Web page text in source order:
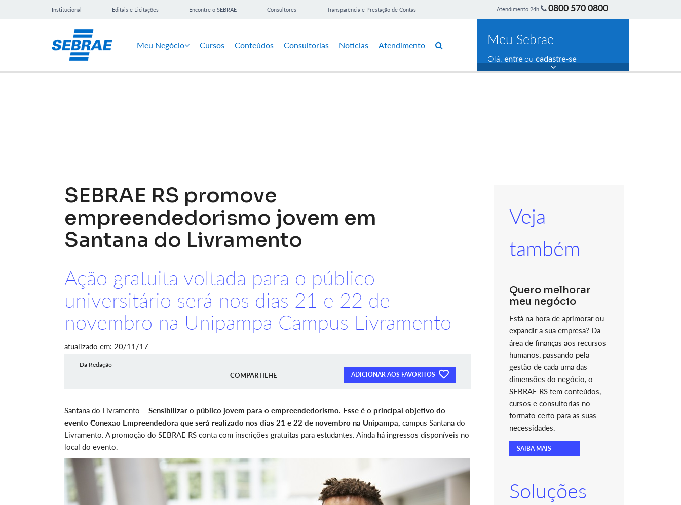
Institucional Editais e Licitações Encontre o SEBRAE Consultores Transparência e Prestação de Contas Atendimento 24h 0800 570 0800
Meu Negócio Cursos Conteúdos Consultorias Notícias Atendimento Meu Sebrae
Olá, entreou cadastre-se
SEBRAE RS promove
empreendedorismo jovem em
Santana do Livramento
Ação gratuita voltada para o público
universitário será nos dias 21 e 22 de
novembro na Unipampa Campus Livramento
atualizado em: 20/11/17
Da Redação
COMPARTILHE ADICIONAR AOS FAVORITOS
Santana do Livramento – Sensibilizar o público jovem para o empreendedorismo. Esse é o principal objetivo do
evento Conexão Empreendedora que será realizado nos dias 21 e 22 de novembro na Unipampa, campus Santana do
Livramento. A promoção do SEBRAE RS conta com inscrições gratuitas para estudantes. Ainda há ingressos disponíveis no
local do evento.
Veja
também
Quero melhorar
meu negócio
Está na hora de aprimorar ou
expandir a sua empresa? Da
área de finanças aos recursos
humanos, passando pela
gestão de cada uma das
dimensões do negócio, o
SEBRAE RS tem conteúdos,
cursos e consultorias no
formato certo para as suas
necessidades.
SAIBA MAIS
Soluções